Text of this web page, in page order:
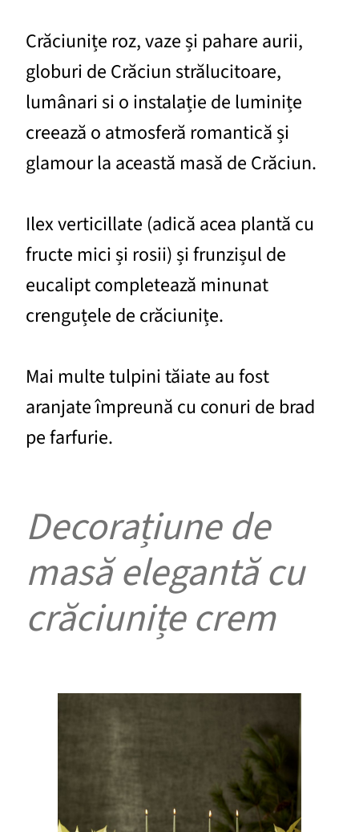
Crăciunițe roz, vaze și pahare aurii,
globuri de Crăciun strălucitoare,
lumânari si o instalație de luminițe
creează o atmosferă romantică și
glamour la această masă de Crăciun.
Ilex verticillate (adică acea plantă cu
fructe mici și rosii) și frunzișul de
eucalipt completează minunat
crenguțele de crăciunițe.
Mai multe tulpini tăiate au fost
aranjate împreună cu conuri de brad
pe farfurie.
Decorațiune de
masă elegantă cu
crăciunițe crem